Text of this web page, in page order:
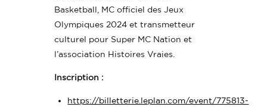
Basketball, MC officiel des Jeux
Olympiques 2024 et transmetteur
culturel pour Super MC Nation et
l’association Histoires Vraies.
Inscription :
https://billetterie.leplan.com/event/775813-